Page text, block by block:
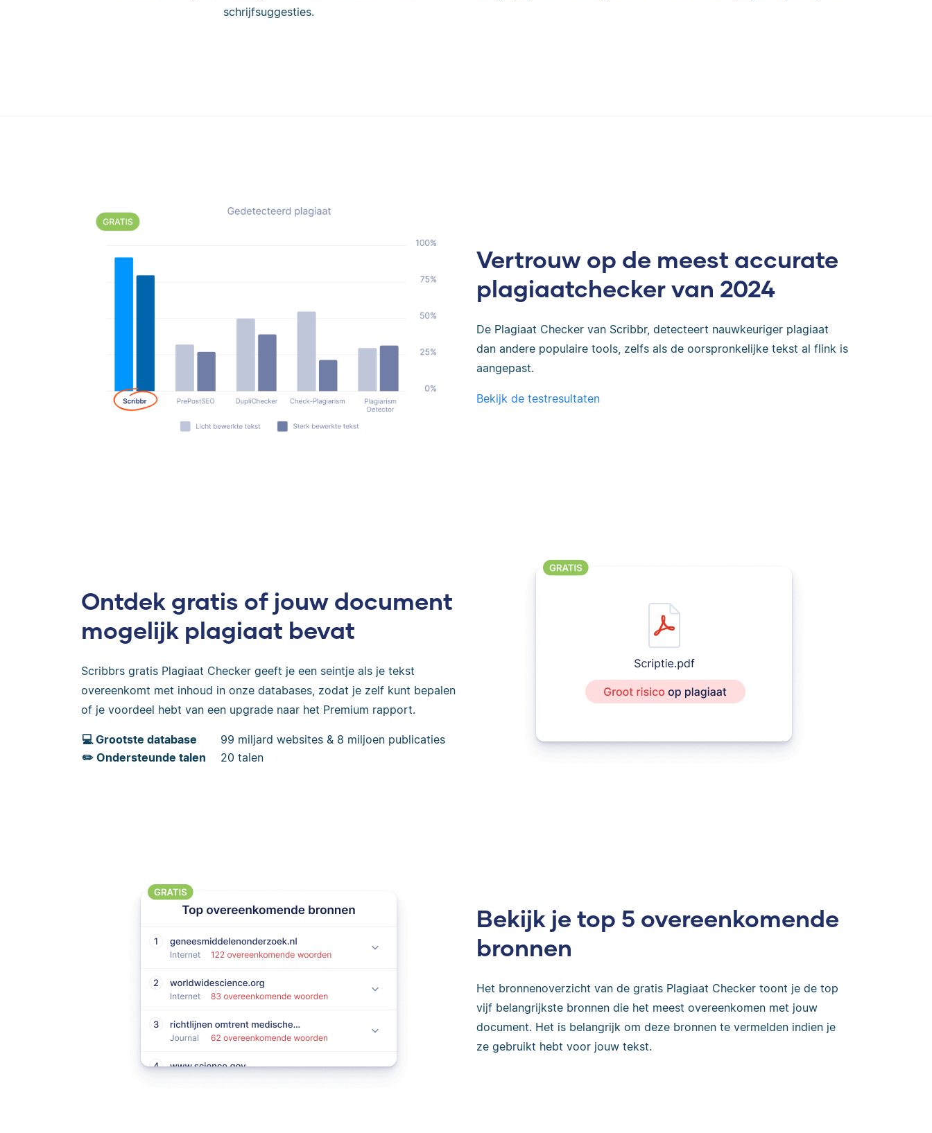
schrijfsuggesties.
Vertrouw op de meest accurate
plagiaatchecker van 2024
De Plagiaat Checker van Scribbr, detecteert nauwkeuriger plagiaat
dan andere populaire tools, zelfs als de oorspronkelijke tekst al flink is
aangepast.
Bekijk de testresultaten
Ontdek gratis of jouw document
mogelijk plagiaat bevat
Scribbrs gratis Plagiaat Checker geeft je een seintje als je tekst
overeenkomt met inhoud in onze databases, zodat je zelf kunt bepalen
of je voordeel hebt van een upgrade naar het Premium rapport.
💻 Grootste database
99 miljard websites & 8 miljoen publicaties
✏️ Ondersteunde talen
20 talen
Bekijk je top 5 overeenkomende
bronnen
Het bronnenoverzicht van de gratis Plagiaat Checker toont je de top
vijf belangrijkste bronnen die het meest overeenkomen met jouw
document. Het is belangrijk om deze bronnen te vermelden indien je
ze gebruikt hebt voor jouw tekst.